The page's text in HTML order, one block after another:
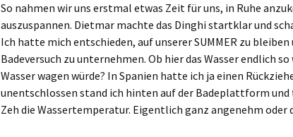
So nahmen wir uns erstmal etwas Zeit für uns, in Ruhe
auszuspannen. Dietmar machte das Dinghi startklar und
Ich hatte mich entschieden, auf unserer SUMMER zu
Badeversuch zu unternehmen. Ob hier das Wasser endlich
Wasser wagen würde? In Spanien hatte ich ja einen
unentschlossen stand ich hinten auf der Badeplattform
Zeh die Wassertemperatur. Eigentlich ganz angenehm oder